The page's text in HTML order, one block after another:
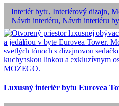
Interiér bytu, Interiérový dizajn,
Návrh interiéru, Návrh interiéru
Luxusný interiér bytu Eurovea